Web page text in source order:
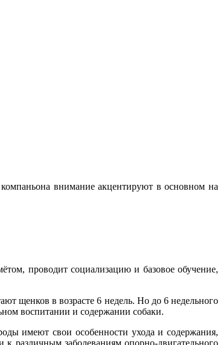
внимание акцентируют в основном на
проводит социализацию и базовое обучение,
щенков в возрасте 6 недель. Но до 6 недельного
воспитании и содержании собаки.
имеют свои особенности ухода и содержания,
различным заболеваниям опорно-двигательного